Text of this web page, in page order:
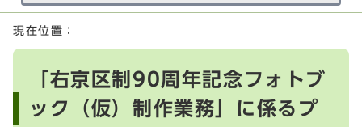
ここから本文です
現在位置：
「右京区制90周年記念フォトブ
ック（仮）制作業務」に係るプ